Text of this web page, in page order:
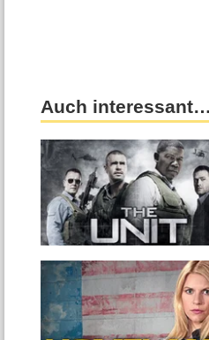
Auch interessant…